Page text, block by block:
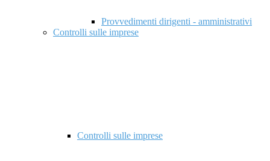
Provvedimenti dirigenti - amministrativi
Controlli sulle imprese
Controlli sulle imprese